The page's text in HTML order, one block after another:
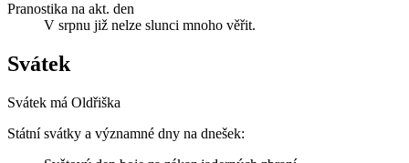
Pranostika na akt. den
V srpnu již nelze slunci mnoho věřit.
Svátek
Svátek má Oldřiška
Státní svátky a významné dny na dnešek: